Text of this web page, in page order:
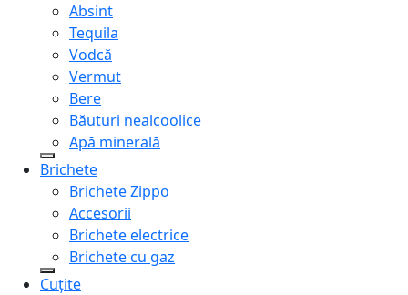
Absint
Tequila
Vodcă
Vermut
Bere
Băuturi nealcoolice
Apă minerală
Brichete
Brichete Zippo
Accesorii
Brichete electrice
Brichete cu gaz
Cuțite